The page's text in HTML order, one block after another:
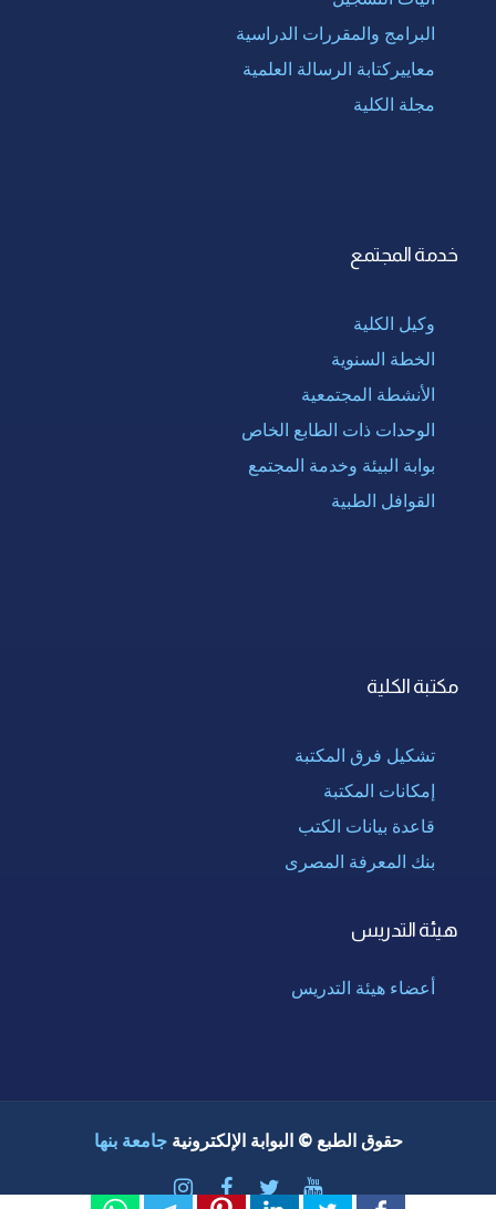
البرامج والمقررات الدراسية
معاييركتابة الرسالة العلمية
مجلة الكلية
خدمة المجتمع
وكيل الكلية
الخطة السنوية
الأنشطة المجتمعية
الوحدات ذات الطابع الخاص
بوابة البيئة وخدمة المجتمع
القوافل الطبية
مكتبة الكلية
تشكيل فرق المكتبة
إمكانات المكتبة
قاعدة بيانات الكتب
بنك المعرفة المصرى
هيئة التدريس
أعضاء هيئة التدريس
حقوق الطبع © البوابة الإلكترونية جامعة بنها